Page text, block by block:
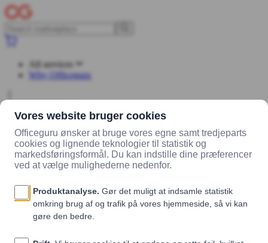
All services
Why Officeguru
Marketplace
knoldselleri vegansk og glutenfri (1 stk.)
Friteret knoldselleri vegansk og glutenfri (1